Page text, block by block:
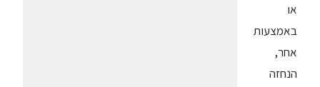
או
באמצעות
אחר,
הנחזה